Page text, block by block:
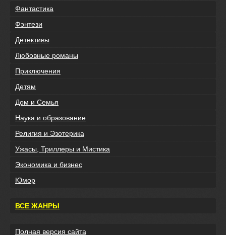
Фантастика
Фэнтези
Детективы
Любовные романы
Приключения
Детям
Дом и Семья
Наука и образование
Религия и Эзотерика
Ужасы, Триллеры и Мистика
Экономика и бизнес
Юмор
ВСЕ ЖАНРЫ
Полная версия сайта